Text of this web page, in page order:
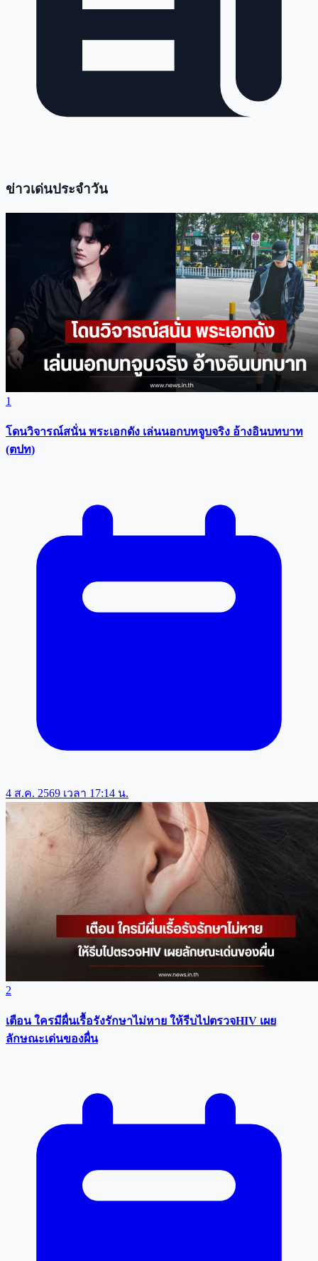
ข่าวเด่นประจำวัน
1
โดนวิจารณ์สนั่น พระเอกดัง เล่นนอกบทจูบจริง อ้างอินบทบาท
(ตปท)
4 ส.ค. 2569 เวลา 17:14 น.
2
เตือน ใครมีผื่นเรื้อรังรักษาไม่หาย ให้รีบไปตรวจHIV เผย
ลักษณะเด่นของผื่น